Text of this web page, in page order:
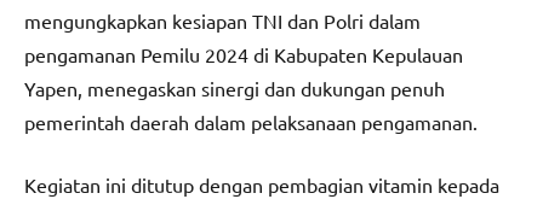
mengungkapkan kesiapan TNI dan Polri dalam
pengamanan Pemilu 2024 di Kabupaten Kepulauan
Yapen, menegaskan sinergi dan dukungan penuh
pemerintah daerah dalam pelaksanaan pengamanan.
Kegiatan ini ditutup dengan pembagian vitamin kepada